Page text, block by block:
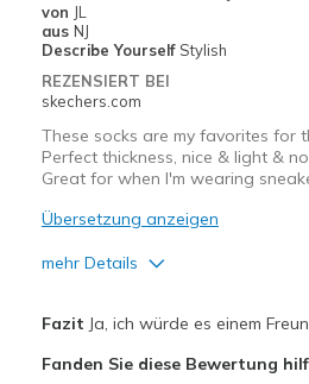
von JL
aus NJ
Describe Yourself Stylish
REZENSIERT BEI
skechers.com
These socks are my favorites for
Perfect thickness, nice & light &
Great for when I'm wearing
Übersetzung anzeigen
mehr Details
Fazit Ja, ich würde es einem
Fanden Sie diese Bewertung